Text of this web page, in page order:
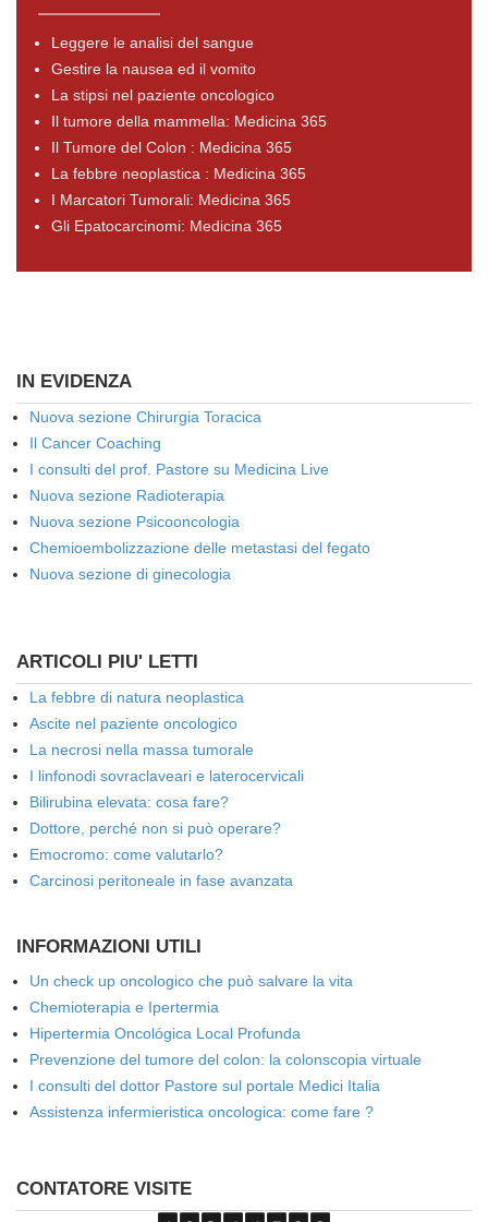
Leggere le analisi del sangue
Gestire la nausea ed il vomito
La stipsi nel paziente oncologico
Il tumore della mammella: Medicina 365
Il Tumore del Colon : Medicina 365
La febbre neoplastica : Medicina 365
I Marcatori Tumorali: Medicina 365
Gli Epatocarcinomi: Medicina 365
IN EVIDENZA
Nuova sezione Chirurgia Toracica
Il Cancer Coaching
I consulti del prof. Pastore su Medicina Live
Nuova sezione Radioterapia
Nuova sezione Psicooncologia
Chemioembolizzazione delle metastasi del fegato
Nuova sezione di ginecologia
ARTICOLI PIU' LETTI
La febbre di natura neoplastica
Ascite nel paziente oncologico
La necrosi nella massa tumorale
I linfonodi sovraclaveari e laterocervicali
Bilirubina elevata: cosa fare?
Dottore, perché non si può operare?
Emocromo: come valutarlo?
Carcinosi peritoneale in fase avanzata
INFORMAZIONI UTILI
Un check up oncologico che può salvare la vita
Chemioterapia e Ipertermia
Hipertermia Oncológica Local Profunda
Prevenzione del tumore del colon: la colonscopia virtuale
I consulti del dottor Pastore sul portale Medici Italia
Assistenza infermieristica oncologica: come fare ?
CONTATORE VISITE